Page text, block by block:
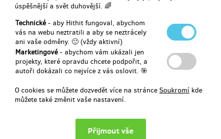
úspěšnější a svět duhovější. 🌈
Technické- aby Hithit fungoval, abychom
vás na webu neztratili a aby se neztrácely
ani vaše odměny. 🙂 (vždy aktivní)
Marketingové- abychom vám ukázali jen
projekty, které opravdu chcete podpořit, a
autoři dokázali co nejvíce z vás oslovit. 🎯
O cookies se můžete dozvedět více na stránce Soukromí kde
můžete také změnit vaše nastavení.
Vybráno
87 960 Kčz80 000 Kč
109% Úspěšně dokončený